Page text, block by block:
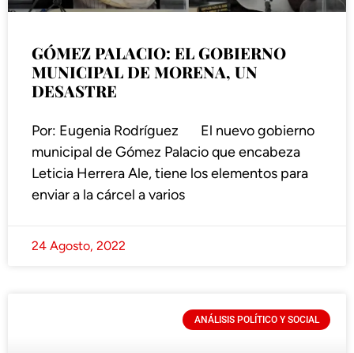
GÓMEZ PALACIO: EL GOBIERNO
MUNICIPAL DE MORENA, UN
DESASTRE
Por: Eugenia Rodríguez El nuevo gobierno
municipal de Gómez Palacio que encabeza
Leticia Herrera Ale, tiene los elementos para
enviar a la cárcel a varios
24 Agosto, 2022
ANÁLISIS POLÍTICO Y SOCIAL